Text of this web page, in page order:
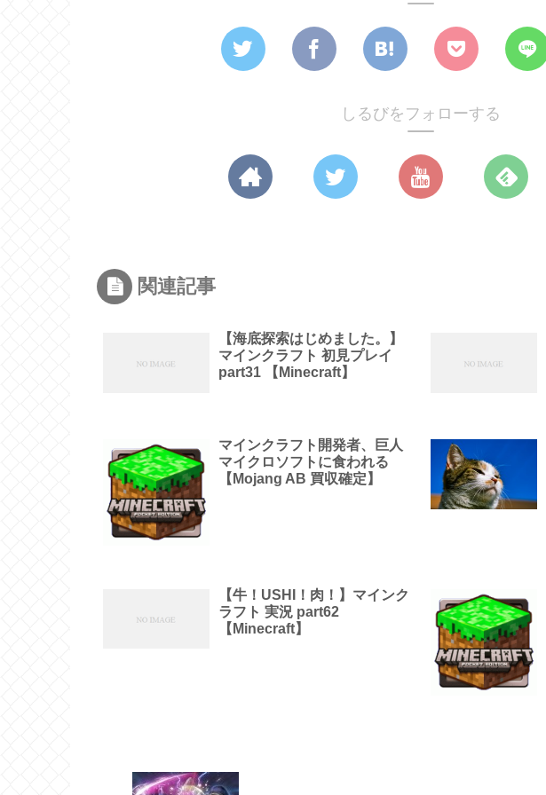
しるびをフォローする
関連記事
【海底探索はじめました。】
マインクラフト 初見プレイ
part31 【Minecraft】
マインクラフト開発者、巨人
マイクロソフトに食われる
【Mojang AB 買収確定】
【牛！USHI！肉！】マインク
ラフト 実況 part62
【Minecraft】